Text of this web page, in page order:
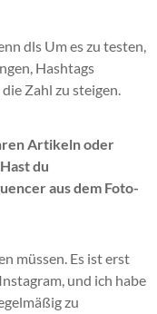
dls Um es zu testen,
Hashtags
Zahl zu steigen.
Artikeln oder
Hast du
aus dem Foto-
müssen. Es ist erst
Instagram, und ich habe
zu